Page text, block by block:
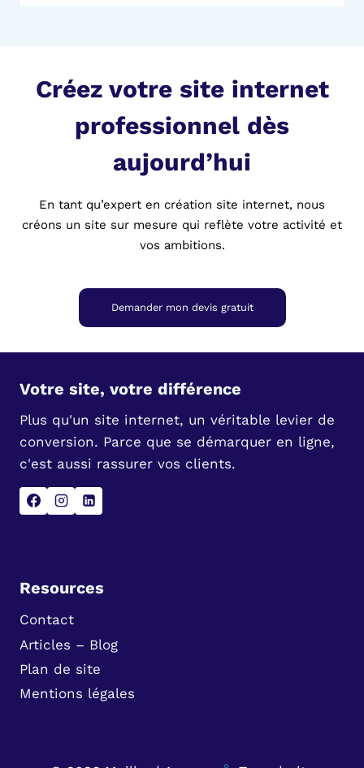
Créez votre site internet
professionnel dès
aujourd’hui
En tant qu’expert en création site internet, nous
créons un site sur mesure qui reflète votre activité et
vos ambitions.
Demander mon devis gratuit
Votre site, votre différence
Plus qu'un site internet, un véritable levier de
conversion. Parce que se démarquer en ligne,
c'est aussi rassurer vos clients.
Resources
Contact
Articles – Blog
Plan de site
Mentions légales